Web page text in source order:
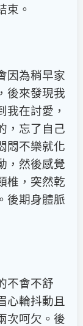
束。
因為稍早家
後來發現我
我在討愛，
，忘了自己
悶不樂就化
，然後感覺
椎，突然乾
後期身體脈
不會不舒
心輪抖動且
次呵欠。後